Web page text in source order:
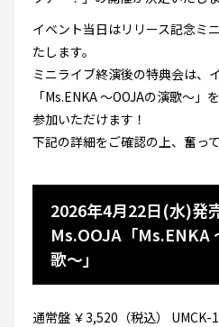
イベント当日はリリース記念ミ
たします。
ミニライブ終演後の特典会は、
「Ms.ENKA 〜OOJAの演歌〜
参加いただけます！
下記の詳細をご確認の上、奮っ
2026年4月22日(水)発
Ms.OOJA「Ms.ENKA
歌〜」
通常盤 ￥3,520（税込） UMCK-